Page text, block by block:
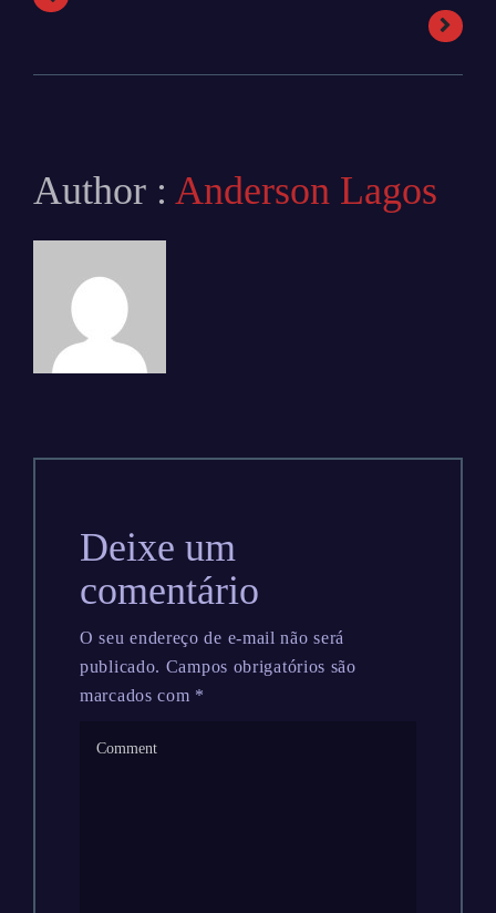
Author : Anderson Lagos
Deixe um
comentário
O seu endereço de e-mail não será
publicado. Campos obrigatórios são
marcados com *